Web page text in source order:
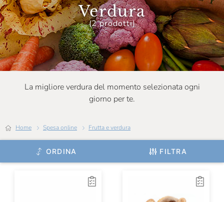
Verdura
(2 prodotti)
La migliore verdura del momento selezionata ogni
giorno per te.
Home Spesa online Frutta e verdura
ORDINA FILTRA